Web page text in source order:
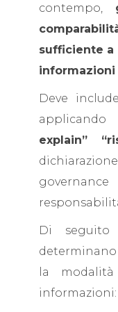
contempo,
sufficiente a
Deve
applicando
explain”
Di
la
informazioni: